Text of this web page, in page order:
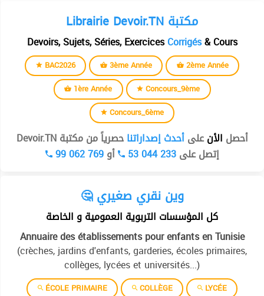
Librairie Devoir.TN مكتبة
Devoirs, Sujets, Séries, ExercicesCorrigés& Cours
BAC2026 3ème Année
2ème Année
1ère Année
Concours_9ème
Concours_6ème
أحصل الأنعلىأحدث إصداراتناحصرياً من مكتبة Devoir.TN
إتصل على53 044 233 أو99 062 769
🤔 وين نقري صغيري
كل المؤسسات التربوية العمومية و الخاصة
Annuaire des établissements pour enfants en Tunisie
(crèches, jardins d'enfants, garderies, écoles primaires,
collèges, lycées et universités...)
ÉCOLE PRIMAIRE COLLÈGE
LYCÉE